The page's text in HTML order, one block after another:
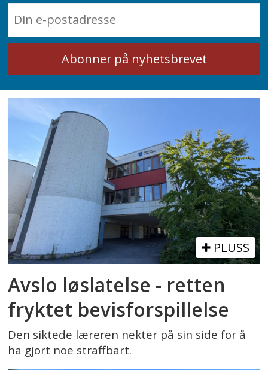
PLUSS
Avslo løslatelse - retten
fryktet bevisforspillelse
Den siktede læreren nekter på sin side for å
ha gjort noe straffbart.